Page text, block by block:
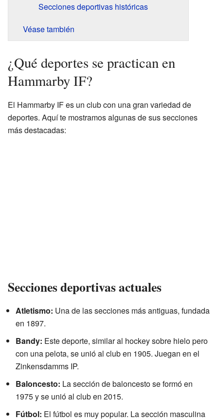
Secciones deportivas históricas
Véase también
¿Qué deportes se practican en
Hammarby IF?
El Hammarby IF es un club con una gran variedad de
deportes. Aquí te mostramos algunas de sus secciones
más destacadas:
Secciones deportivas actuales
Atletismo: Una de las secciones más antiguas, fundada
en 1897.
Bandy: Este deporte, similar al hockey sobre hielo pero
con una pelota, se unió al club en 1905. Juegan en el
Zinkensdamms IP.
Baloncesto: La sección de baloncesto se formó en
1975 y se unió al club en 2015.
Fútbol: El fútbol es muy popular. La sección masculina